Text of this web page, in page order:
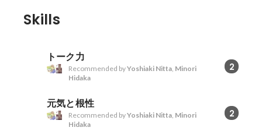
Skills
トーク力
2
Recommended byYoshiaki Nitta, Minori
Hidaka
元気と根性
2
Recommended byYoshiaki Nitta, Minori
Hidaka